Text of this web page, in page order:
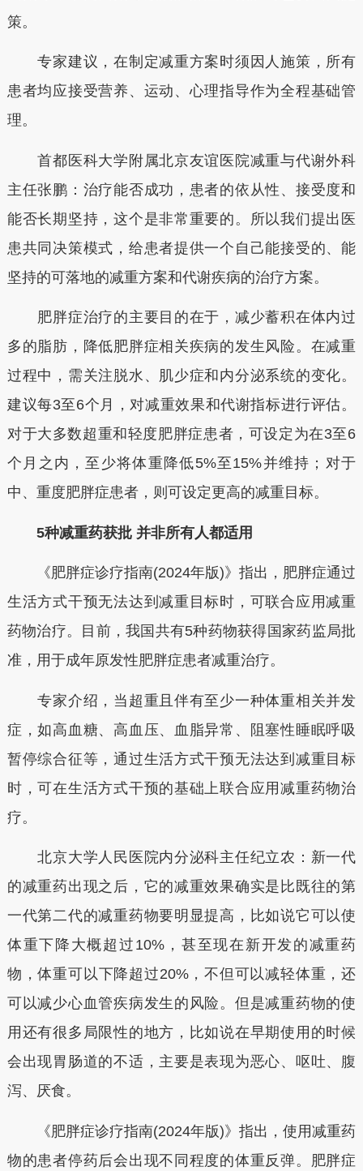
策。
专家建议，在制定减重方案时须因人施策，所有
患者均应接受营养、运动、心理指导作为全程基础管
理。
首都医科大学附属北京友谊医院减重与代谢外科
主任张鹏：治疗能否成功，患者的依从性、接受度和
能否长期坚持，这个是非常重要的。所以我们提出医
患共同决策模式，给患者提供一个自己能接受的、能
坚持的可落地的减重方案和代谢疾病的治疗方案。
肥胖症治疗的主要目的在于，减少蓄积在体内过
多的脂肪，降低肥胖症相关疾病的发生风险。在减重
过程中，需关注脱水、肌少症和内分泌系统的变化。
建议每3至6个月，对减重效果和代谢指标进行评估。
对于大多数超重和轻度肥胖症患者，可设定为在3至6
个月之内，至少将体重降低5%至15%并维持；对于
中、重度肥胖症患者，则可设定更高的减重目标。
5种减重药获批 并非所有人都适用
《肥胖症诊疗指南(2024年版)》指出，肥胖症通过
生活方式干预无法达到减重目标时，可联合应用减重
药物治疗。目前，我国共有5种药物获得国家药监局批
准，用于成年原发性肥胖症患者减重治疗。
专家介绍，当超重且伴有至少一种体重相关并发
症，如高血糖、高血压、血脂异常、阻塞性睡眠呼吸
暂停综合征等，通过生活方式干预无法达到减重目标
时，可在生活方式干预的基础上联合应用减重药物治
疗。
北京大学人民医院内分泌科主任纪立农：新一代
的减重药出现之后，它的减重效果确实是比既往的第
一代第二代的减重药物要明显提高，比如说它可以使
体重下降大概超过10%，甚至现在新开发的减重药
物，体重可以下降超过20%，不但可以减轻体重，还
可以减少心血管疾病发生的风险。但是减重药物的使
用还有很多局限性的地方，比如说在早期使用的时候
会出现胃肠道的不适，主要是表现为恶心、呕吐、腹
泻、厌食。
《肥胖症诊疗指南(2024年版)》指出，使用减重药
物的患者停药后会出现不同程度的体重反弹。肥胖症